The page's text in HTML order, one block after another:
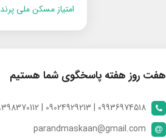
امتیاز مسکن ملی پرند
هفت روز هفته پاسخگوی شما هستیم
09936974518 | 09024929213 | 09398370112
parandmaskaan@gmail.com